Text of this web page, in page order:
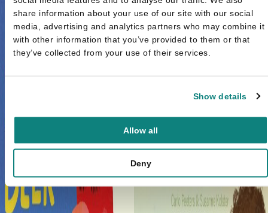
share information about your use of our site with our social
media, advertising and analytics partners who may combine it
with other information that you’ve provided to them or that
they’ve collected from your use of their services.
Show details
Allow all
Deny